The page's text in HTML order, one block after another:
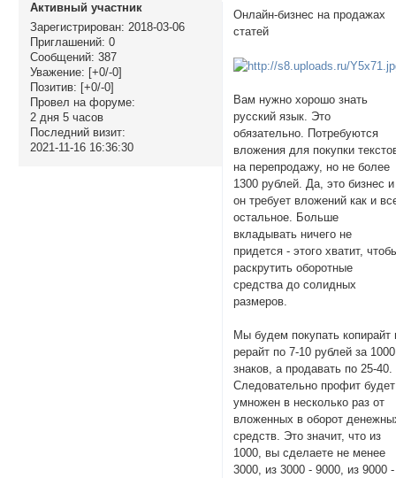
Активный участник
Зарегистрирован: 2018-03-06
Приглашений: 0
Сообщений: 387
Уважение: [+0/-0]
Позитив: [+0/-0]
Провел на форуме:
2 дня 5 часов
Последний визит:
2021-11-16 16:36:30
Онлайн-бизнес на продажах
Вам нужно хорошо знать
русский язык. Это
обязательно. Потребуются
вложения для покупки
на перепродажу, но не более
1300 рублей. Да, это бизнес и
он требует вложений как и
остальное. Больше
вкладывать ничего не
придется - этого хватит,
раскрутить оборотные
средства до солидных
размеров.
Мы будем покупать копирайт
рерайт по 7-10 рублей за 1000
знаков, а продавать по 25-40.
Следовательно профит будет
умножен в несколько раз от
вложенных в оборот
средств. Это значит, что из
1000, вы сделаете не менее
3000, из 3000 - 9000, из 9000 -